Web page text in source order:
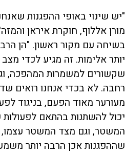
"יש שינוי באופי ההפגנות
מורן אללוף, חוקרת איראן
בשיחה עם מקור ראשון. "הן
יותר אלימות. זה מגיע לכדי
שקשורים למשמרות המהפכה,
רחבה. לא בכדי אנחנו רואים
מעורער מאוד הפעם, בניגוד
יכול להשתנות בהתאם לפעולות
המשטר, וגם מצד המשטר עצמו,
שההפגנות אכן הרבה יותר